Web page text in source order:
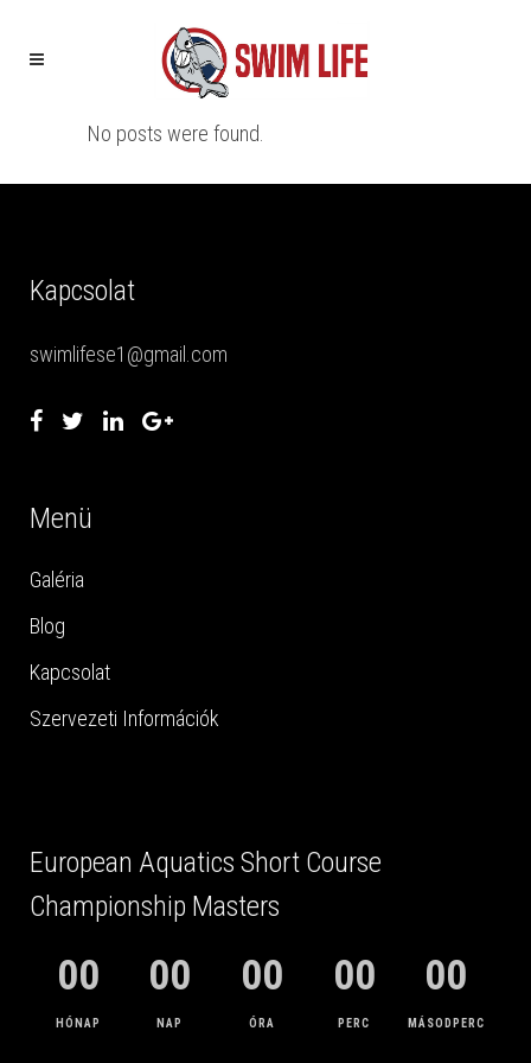
No posts were found.
Kapcsolat
swimlifese1@gmail.com
Menü
Galéria
Blog
Kapcsolat
Szervezeti Információk
European Aquatics Short Course
Championship Masters
00
HÓNAP
00
NAP
00
ÓRA
00
PERC
00
MÁSODPERC